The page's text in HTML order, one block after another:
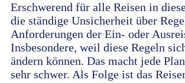
Erschwerend für alle Reisen in
die ständige Unsicherheit über
Anforderungen der Ein- oder
Insbesondere, weil diese Regeln
ändern können. Das macht jede
sehr schwer. Als Folge ist das